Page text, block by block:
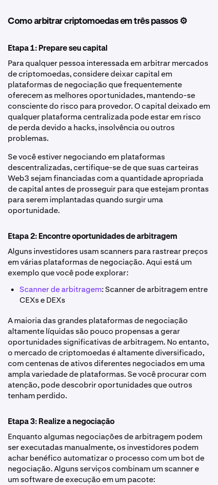
Como arbitrar criptomoedas em três passos ⚙️
Etapa 1: Prepare seu capital
Para qualquer pessoa interessada em arbitrar mercados
de criptomoedas, considere deixar capital em
plataformas de negociação que frequentemente
oferecem as melhores oportunidades, mantendo-se
consciente do risco para provedor. O capital deixado em
qualquer plataforma centralizada pode estar em risco
de perda devido a hacks, insolvência ou outros
problemas.
Se você estiver negociando em plataformas
descentralizadas, certifique-se de que suas carteiras
Web3 sejam financiadas com a quantidade apropriada
de capital antes de prosseguir para que estejam prontas
para serem implantadas quando surgir uma
oportunidade.
Etapa 2: Encontre oportunidades de arbitragem
Alguns investidores usam scanners para rastrear preços
em várias plataformas de negociação. Aqui está um
exemplo que você pode explorar:
Scanner de arbitragem: Scanner de arbitragem entre
CEXs e DEXs
A maioria das grandes plataformas de negociação
altamente líquidas são pouco propensas a gerar
oportunidades significativas de arbitragem. No entanto,
o mercado de criptomoedas é altamente diversificado,
com centenas de ativos diferentes negociados em uma
ampla variedade de plataformas. Se você procurar com
atenção, pode descobrir oportunidades que outros
tenham perdido.
Etapa 3: Realize a negociação
Enquanto algumas negociações de arbitragem podem
ser executadas manualmente, os investidores podem
achar benéfico automatizar o processo com um bot de
negociação. Alguns serviços combinam um scanner e
um software de execução em um pacote: